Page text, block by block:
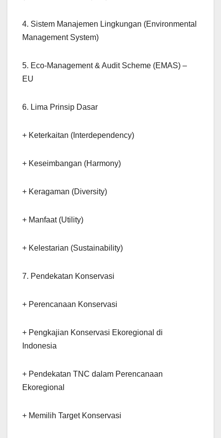
4. Sistem Manajemen Lingkungan (Environmental
Management System)
5. Eco-Management & Audit Scheme (EMAS) –
EU
6. Lima Prinsip Dasar
+ Keterkaitan (Interdependency)
+ Keseimbangan (Harmony)
+ Keragaman (Diversity)
+ Manfaat (Utility)
+ Kelestarian (Sustainability)
7. Pendekatan Konservasi
+ Perencanaan Konservasi
+ Pengkajian Konservasi Ekoregional di
Indonesia
+ Pendekatan TNC dalam Perencanaan
Ekoregional
+ Memilih Target Konservasi